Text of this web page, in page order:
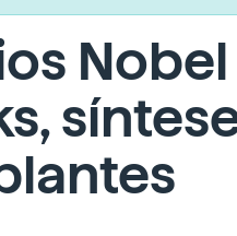
Nobel